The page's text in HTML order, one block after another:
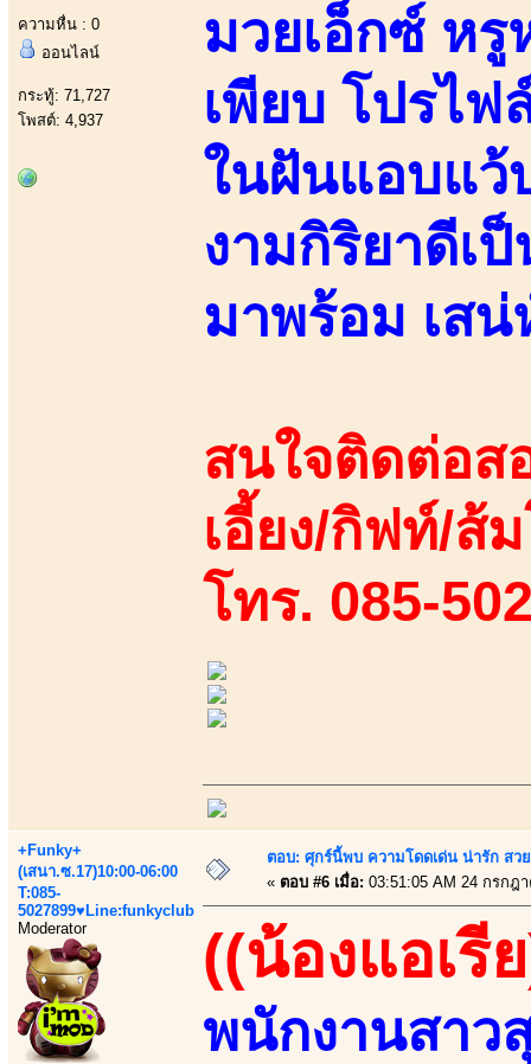
ความหื่น : 0
ออนไลน์
กระทู้: 71,727
โพสต์: 4,937
มวยเอ็กซ์ ห
เพียบ โปรไฟ
ในฝันแอบแว้
งามกิริยาดีเ
มาพร้อม เส
สนใจติดต่อส
เอี้ยง/กิฟท์/ส้
โทร. 085-
+Funky+
(เสนา.ซ.17)10:00-06:00
T:085-
5027899♥Line:funkyclub
Moderator
ตอบ: ศุกร์นี้พบ ความโดดเด่น น่ารัก สว
« ตอบ #6 เมื่อ: 03:51:05 AM 24 กรกฎ
((น้องแอเรี
พนักงานสาว